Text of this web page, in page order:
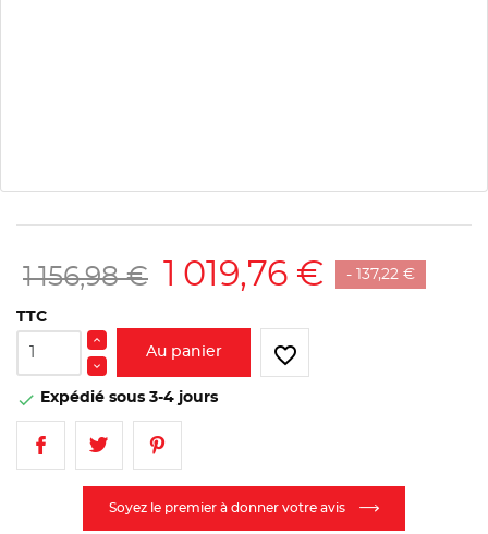
1 156,98 € 1 019,76 € - 137,22 €
TTC
Au panier favorite_border
 Expédié sous 3-4 jours
Soyez le premier à donner votre avis